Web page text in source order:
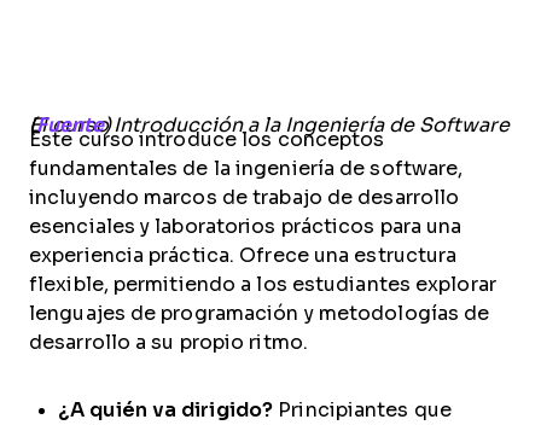
El curso Introducción a la Ingeniería de Software (Fuente)
Este curso introduce los conceptos
fundamentales de la ingeniería de software,
incluyendo marcos de trabajo de desarrollo
esenciales y laboratorios prácticos para una
experiencia práctica. Ofrece una estructura
flexible, permitiendo a los estudiantes explorar
lenguajes de programación y metodologías de
desarrollo a su propio ritmo.
¿A quién va dirigido? Principiantes que